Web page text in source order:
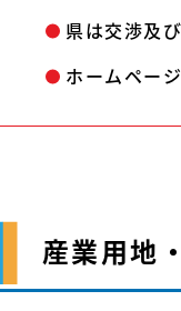
県は交渉及
ホームペー
産業用地